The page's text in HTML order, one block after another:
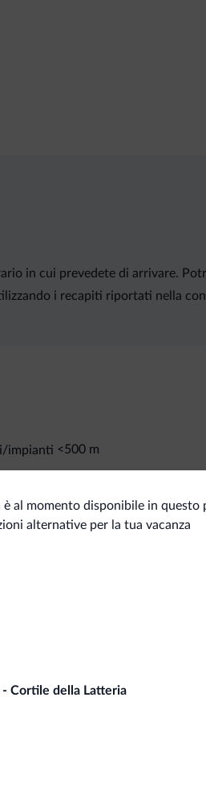
in cui prevedete di arrivare.
i recapiti riportati nella
impianti <500 m
al momento disponibile in questo
alternative per la tua vacanza
Cortile della Latteria
Consigli dalle
Riceverai informazioni,